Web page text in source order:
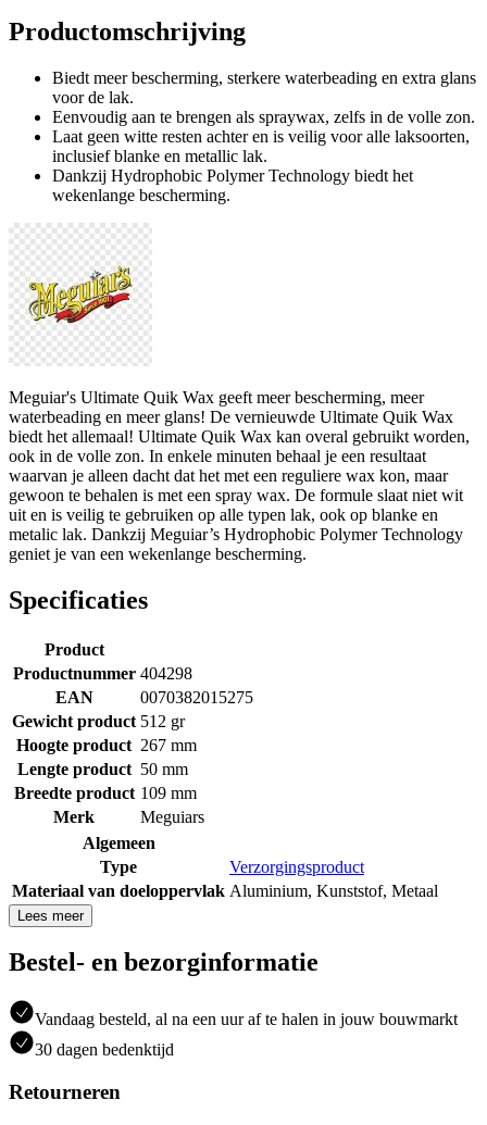
Productomschrijving
Biedt meer bescherming, sterkere waterbeading en extra glans
voor de lak.
Eenvoudig aan te brengen als spraywax, zelfs in de volle zon.
Laat geen witte resten achter en is veilig voor alle laksoorten,
inclusief blanke en metallic lak.
Dankzij Hydrophobic Polymer Technology biedt het
wekenlange bescherming.
Meguiar's Ultimate Quik Wax geeft meer bescherming, meer
waterbeading en meer glans! De vernieuwde Ultimate Quik Wax
biedt het allemaal! Ultimate Quik Wax kan overal gebruikt worden,
ook in de volle zon. In enkele minuten behaal je een resultaat
waarvan je alleen dacht dat het met een reguliere wax kon, maar
gewoon te behalen is met een spray wax. De formule slaat niet wit
uit en is veilig te gebruiken op alle typen lak, ook op blanke en
metalic lak. Dankzij Meguiar’s Hydrophobic Polymer Technology
geniet je van een wekenlange bescherming.
Specificaties
Product
Productnummer 404298
EAN
0070382015275
Gewicht product 512 gr
Hoogte product 267 mm
Lengte product 50 mm
Breedte product 109 mm
Merk
Meguiars
Algemeen
Type
Verzorgingsproduct
Materiaal van doeloppervlak Aluminium, Kunststof, Metaal
Lees meer
Bestel- en bezorginformatie
Vandaag besteld, al na een uur af te halen in jouw bouwmarkt
30 dagen bedenktijd
Retourneren